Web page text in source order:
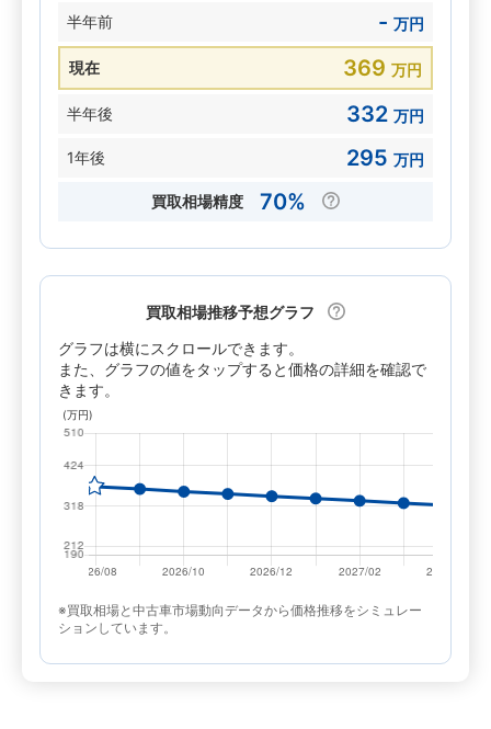
半年前 - 万円
現在 369 万円
半年後 332 万円
1年後 295 万円
買取相場精度 70%
買取相場推移予想グラフ
グラフは横にスクロールできます。
また、グラフの値をタップすると価格の詳細を確認で
きます。
※買取相場と中古車市場動向データから価格推移をシミュレー
ションしています。